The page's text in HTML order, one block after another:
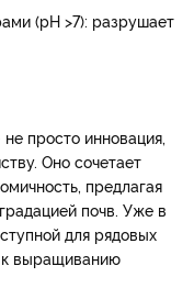
(pH >7): разрушает
просто инновация,
Оно сочетает
предлагая
почв. Уже в
для рядовых
к выращиванию